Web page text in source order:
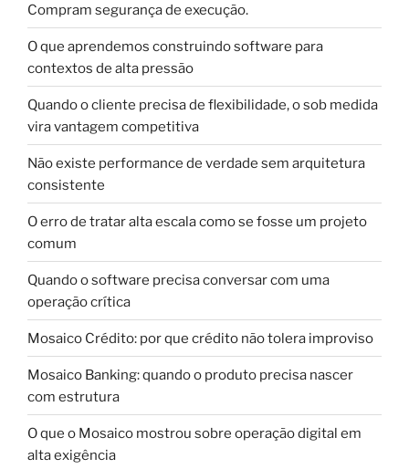
Compram segurança de execução.
O que aprendemos construindo software para
contextos de alta pressão
Quando o cliente precisa de flexibilidade, o sob medida
vira vantagem competitiva
Não existe performance de verdade sem arquitetura
consistente
O erro de tratar alta escala como se fosse um projeto
comum
Quando o software precisa conversar com uma
operação crítica
Mosaico Crédito: por que crédito não tolera improviso
Mosaico Banking: quando o produto precisa nascer
com estrutura
O que o Mosaico mostrou sobre operação digital em
alta exigência